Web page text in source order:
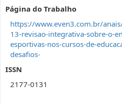
Página do Trabalho
https://www.even3.com.br/
13-revisao-integrativa-sobre-o-
esportivas-nos-cursos-de-
desafios-
ISSN
2177-0131